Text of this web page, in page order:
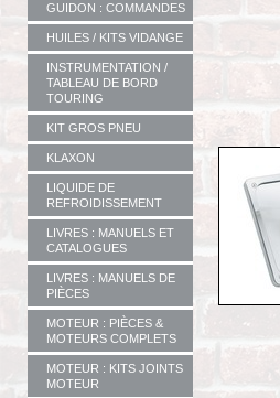
GUIDON : COMMANDES
HUILES / KITS VIDANGE
INSTRUMENTATION /
TABLEAU DE BORD
TOURING
KIT GROS PNEU
KLAXON
LIQUIDE DE
REFROIDISSEMENT
LIVRES : MANUELS ET
CATALOGUES
LIVRES : MANUELS DE
PIÈCES
MOTEUR : PIÈCES &
MOTEURS COMPLETS
MOTEUR : KITS JOINTS
MOTEUR